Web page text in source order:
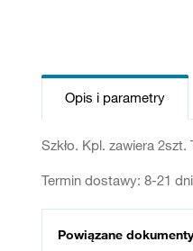
Opis i parametry
Szkło. Kpl. zawiera
Termin dostawy: 8-21
Powiązane dokumenty